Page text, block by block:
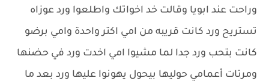
وراحت عند ابويا وقالت خد اخواتك واطلعوا ورد عوزاه
تستريح ورد كانت قريبه من امي اكتر واحدة وامي برضو
كانت بتحب ورد جدا لما مشيوا امي اخدت ورد في حضنها
ومرتات أعمامي حوليها بيحول يهونوا عليها ورد بعد ما